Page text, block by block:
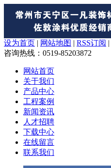
设为首页 | 网站地图 | RSS订阅 |
咨询热线 ：0519-85203872
网站首页
关于我们
产品中心
工程案例
新闻资讯
人才招聘
下载中心
在线留言
联系我们